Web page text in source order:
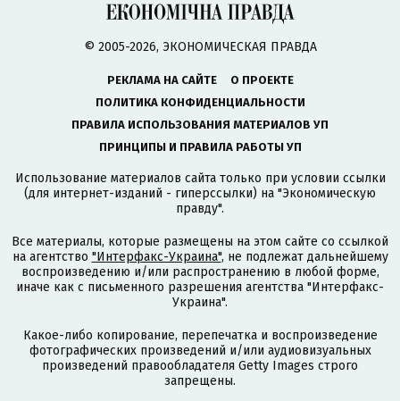
© 2005-2026, ЭКОНОМИЧЕСКАЯ ПРАВДА
РЕКЛАМА НА САЙТЕ
О ПРОЕКТЕ
ПОЛИТИКА КОНФИДЕНЦИАЛЬНОСТИ
ПРАВИЛА ИСПОЛЬЗОВАНИЯ МАТЕРИАЛОВ УП
ПРИНЦИПЫ И ПРАВИЛА РАБОТЫ УП
Использование материалов сайта только при условии ссылки
(для интернет-изданий - гиперссылки) на "Экономическую
правду".
Все материалы, которые размещены на этом сайте со ссылкой
на агентство "Интерфакс-Украина", не подлежат дальнейшему
воспроизведению и/или распространению в любой форме,
иначе как с письменного разрешения агентства "Интерфакс-
Украина".
Какое-либо копирование, перепечатка и воспроизведение
фотографических произведений и/или аудиовизуальных
произведений правообладателя Getty Images строго
запрещены.